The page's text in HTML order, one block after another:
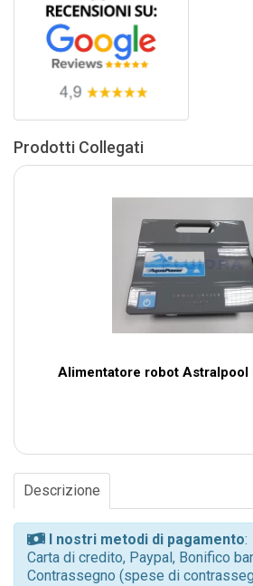
Prodotti Collegati
Alimentatore robot Astralpool
Descrizione
I nostri metodi di pagamento:
Carta di credito, Paypal, Bonifico
Contrassegno (spese di